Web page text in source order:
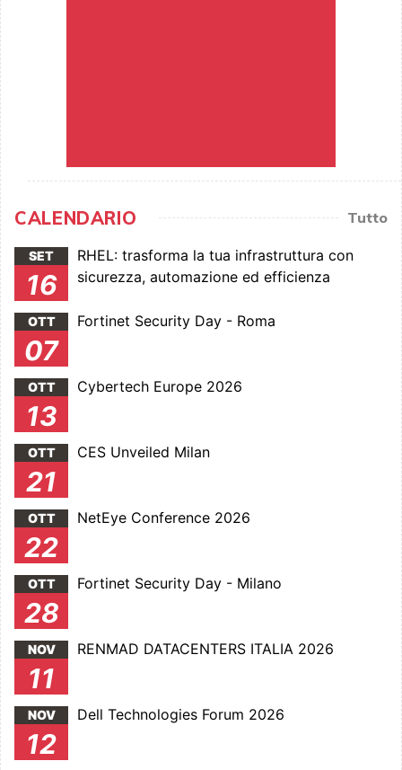
CALENDARIO Tutto
SET
16
RHEL: trasforma la tua infrastruttura con
sicurezza, automazione ed efficienza
OTT
07
Fortinet Security Day - Roma
OTT
13
Cybertech Europe 2026
OTT
21
CES Unveiled Milan
OTT
22
NetEye Conference 2026
OTT
28
Fortinet Security Day - Milano
NOV
11
RENMAD DATACENTERS ITALIA 2026
NOV
12
Dell Technologies Forum 2026